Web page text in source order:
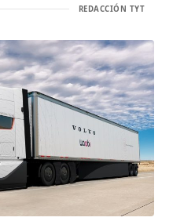
REDACCIÓN TYT